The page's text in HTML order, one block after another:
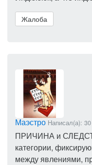
Жалоба
Маэстро Написал(а):
ПРИЧИНА и
категории,
между явлениями,